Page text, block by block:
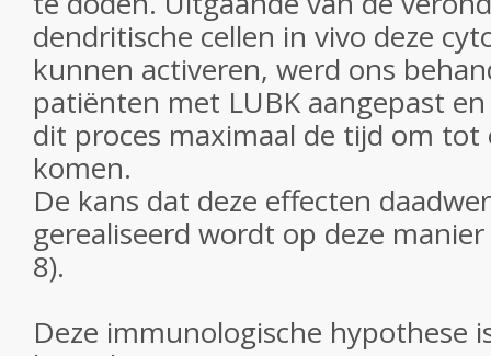
dendritische cellen in vivo deze
kunnen activeren, werd ons
patiënten met LUBK aangepast
dit proces maximaal de tijd om
komen.
De kans dat deze effecten
gerealiseerd wordt op deze
8).
Deze immunologische hypothese